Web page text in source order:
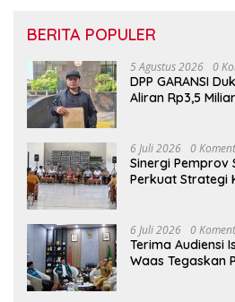
BERITA POPULER
5 Agustus 2026 0
DPP GARANSI
Aliran Rp3,5
6 Juli 2026 0
Sinergi Pemprov
Perkuat Strategi
6 Juli 2026 0
Terima Audiensi
Waas Tegaskan